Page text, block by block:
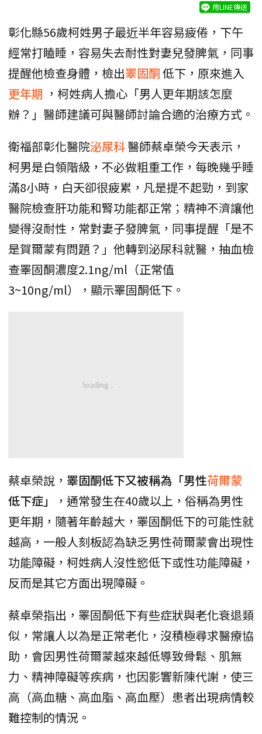
用LINE傳送
彰化縣56歲柯姓男子最近半年容易疲倦，下午
經常打瞌睡，容易失去耐性對妻兒發脾氣，同事
提醒他檢查身體，檢出睪固酮低下，原來進入
更年期 ，柯姓病人擔心「男人更年期該怎麼
辦？」醫師建議可與醫師討論合適的治療方式。
衛福部彰化醫院泌尿科醫師蔡卓榮今天表示，
柯男是白領階級，不必做粗重工作，每晚幾乎睡
滿8小時，白天卻很疲累，凡是提不起勁，到家
醫院檢查肝功能和腎功能都正常；精神不濟讓他
變得沒耐性，常對妻子發脾氣，同事提醒「是不
是賀爾蒙有問題？」他轉到泌尿科就醫，抽血檢
查睪固酮濃度2.1ng/ml（正常值
3~10ng/ml），顯示睪固酮低下。
蔡卓榮說， 睪固酮低下又被稱為「男性荷爾蒙
低下症」
，通常發生在40歲以上，俗稱為男性
更年期，隨著年齡越大，睪固酮低下的可能性就
越高，一般人刻板認為缺乏男性荷爾蒙會出現性
功能障礙，柯姓病人沒性慾低下或性功能障礙，
反而是其它方面出現障礙。
蔡卓榮指出，睪固酮低下有些症狀與老化衰退類
似，常讓人以為是正常老化，沒積極尋求醫療協
助，會因男性荷爾蒙越來越低導致骨鬆、肌無
力、精神障礙等疾病，也因影響新陳代謝，使三
高（高血糖、高血脂、高血壓）患者出現病情較
難控制的情況。